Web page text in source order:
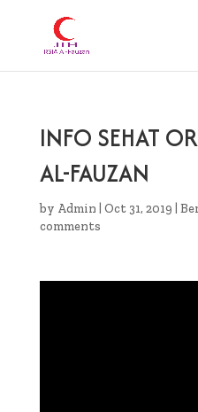
INFO SEHAT
AL-FAUZAN
by Admin Oct 31, 2019
comments